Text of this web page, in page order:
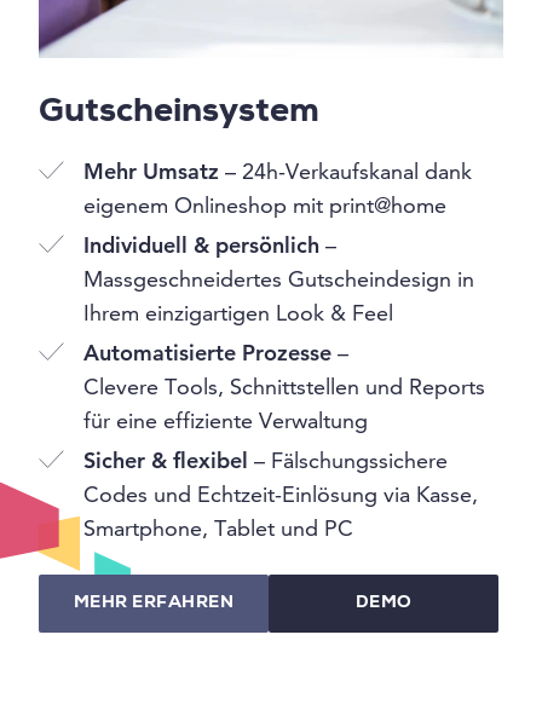
Gutscheinsystem
Mehr Umsatz – 24h-Verkaufskanal dank
eigenem Onlineshop mit print@home
Individuell & persönlich –
Massgeschneidertes Gutscheindesign in
Ihrem einzigartigen Look & Feel
Automatisierte Prozesse –
Clevere Tools, Schnittstellen und Reports
für eine effiziente Verwaltung
Sicher & flexibel – Fälschungssichere
Codes und Echtzeit-Einlösung via Kasse,
Smartphone, Tablet und PC
MEHR ERFAHREN DEMO